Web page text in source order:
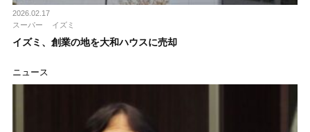
2026.02.17
スーパー
イズミ
イズミ、創業の地を大和ハウスに売却
ニュース